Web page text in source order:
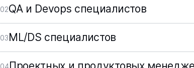
02QA и Devops специалистов
03ML/DS специалистов
04